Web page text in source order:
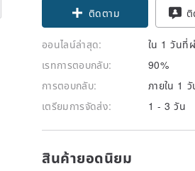
ติดตาม
ออนไลน์ล่าสุด:
ใน 1 วันที่
เรทการตอบกลับ:
90%
การตอบกลับ:
ภายใน 1 วั
เตรียมการจัดส่ง:
1 - 3 วัน
สินค้ายอดนิยม